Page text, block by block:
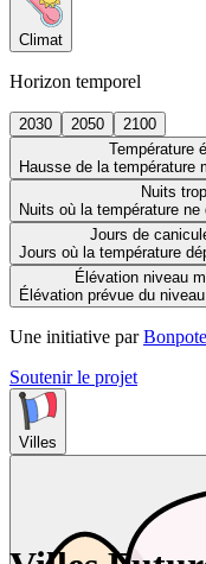
Climat
Horizon temporel
2030 2050
2100
Température
Hausse de la température
Nuits
Nuits où la température
Jours de
Jours où la température
Élévation niveau
Élévation prévue du
Une initiative par
Soutenir le projet
Villes